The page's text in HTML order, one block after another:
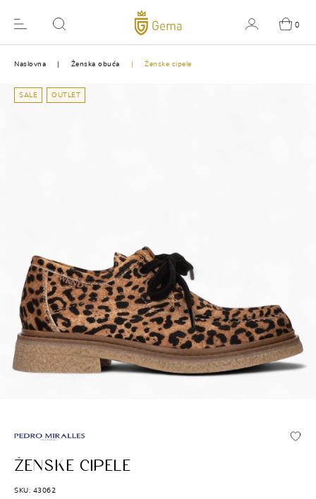
0
Naslovna Ženska obuća Ženske cipele
SALE OUTLET
PEDRO MIRALLES
ŽENSKE CIPELE
SKU: 43062